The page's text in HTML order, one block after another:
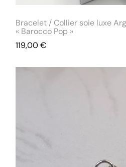
Bracelet / Collier soie luxe
« Barocco Pop »
119,00€